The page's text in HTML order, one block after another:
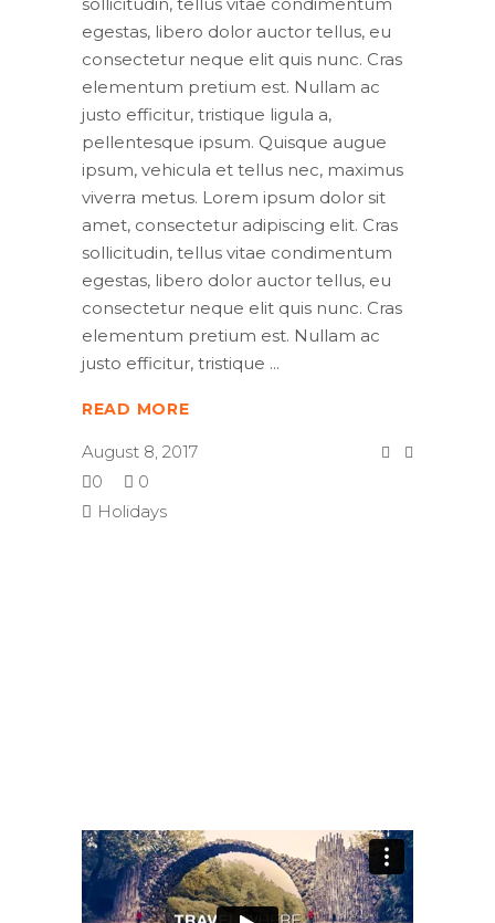
egestas, libero dolor auctor tellus, eu
consectetur neque elit quis nunc. Cras
elementum pretium est. Nullam ac
justo efficitur, tristique ligula a,
pellentesque ipsum. Quisque augue
ipsum, vehicula et tellus nec, maximus
viverra metus. Lorem ipsum dolor sit
amet, consectetur adipiscing elit. Cras
sollicitudin, tellus vitae condimentum
egestas, libero dolor auctor tellus, eu
consectetur neque elit quis nunc. Cras
elementum pretium est. Nullam ac
justo efficitur, tristique
READ MORE
August 8, 2017
0
0
Holidays